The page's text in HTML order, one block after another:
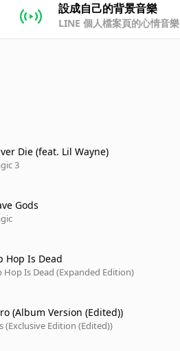
設成自己的背景音樂
LINE 個人檔案頁的心情音樂
Die (feat. Lil Wayne)
3
Gods
Hop Is Dead
Hop Is Dead (Expanded Edition)
(Album Version (Edited))
(Exclusive Edition (Edited))